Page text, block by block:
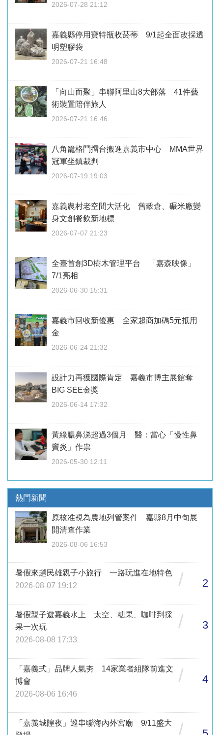
2026-07-28 21:12
嘉義縣停用寶特瓶收菸蒂 9/1起全面改採透
明塑膠袋
2026-07-21 16:48
「向山而聚」串聯阿里山8大部落 41件藝
術裝置陪伴旅人
2026-07-21 16:46
八角籠格鬥擂台搬進嘉義市中心 MMA世界
冠軍坐鎮裁判
2026-07-19 19:03
嘉義農村老空間大活化 舊穀倉、碾米廠變
身文創餐飲新地標
2026-07-07 21:23
全臺首創3D樹木管理平台 「嘉森映像」
7/1亮相
2026-06-30 15:31
嘉義市回收新優惠 全家超商加碼5元抵用
金
2026-06-24 21:32
設計力再獲國際肯定 嘉義市博主展館奪
BIG SEE金獎
2026-06-14 17:32
黃綠膿鼻涕超過3個月 醫：當心「慢性鼻
竇炎」作祟
2026-05-30 12:11
熱門新聞
原核准視為農地列管案件 嘉縣8月中旬展
開清查作業
2026-08-06 16:53
暑假來趟民雄親子小旅行 一路玩進在地特色
2026-08-07 19:12
/ 2
暑假親子遊嘉義水上 太空、糖果、咖啡到採
果一次玩
2026-08-08 17:33
/ 3
「嘉義式」品牌人氣夯 14家業者組隊前進文
博會
2026-08-06 16:46
/ 4
「嘉義城隍夜」巡串聯海內外宮廟 9/11盛大
/